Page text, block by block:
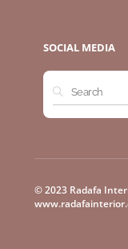
SOCIAL MEDIA
© 2023 Radafa